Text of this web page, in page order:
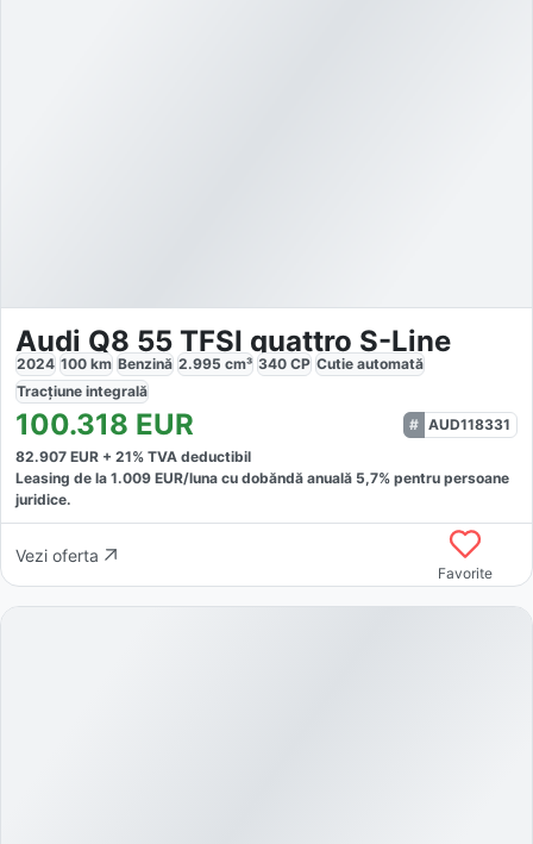
Audi Q8 55 TFSI quattro S-Line
2024 100 km Benzină 2.995 cm³ 340 CP Cutie automată
Tracțiune integrală
100.318 EUR
AUD118331
82.907 EUR + 21% TVA deductibil
Leasing de la 1.009 EUR/luna cu dobăndă anuală 5,7% pentru persoane
juridice.
Vezi oferta
Favorite